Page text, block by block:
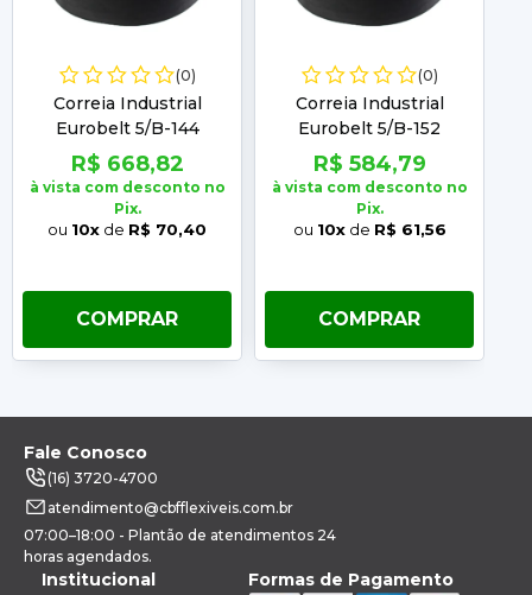
(0)
Correia Industrial
Eurobelt 5/B-144
R$ 668,82
à vista com desconto no
Pix.
ou 10x de R$ 70,40
COMPRAR
(0)
Correia Industrial
Eurobelt 5/B-152
R$ 584,79
à vista com desconto no
Pix.
ou 10xde R$ 61,56
COMPRAR
Fale Conosco
(16) 3720-4700
atendimento@cbfflexiveis.com.br
07:00–18:00 - Plantão de atendimentos 24
horas agendados.
Institucional Formas de Pagamento